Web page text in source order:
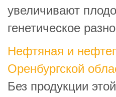
увеличивают
генетическое
Нефтяная и
Оренбургской
Без продукции